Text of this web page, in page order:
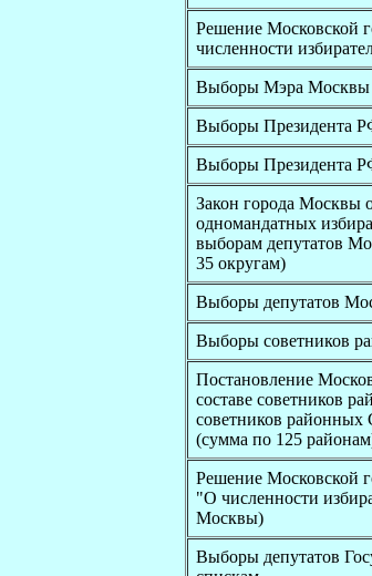
Решение Московской
численности
Выборы Мэра Москвы
Выборы Президента
Выборы Президента
Закон города Москвы
одномандатных
выборам депутатов
35 округам)
Выборы депутатов
Выборы советников
Постановление
составе советников
советников районных
(сумма по 125
Решение Московской
"О численности
Москвы)
Выборы депутатов